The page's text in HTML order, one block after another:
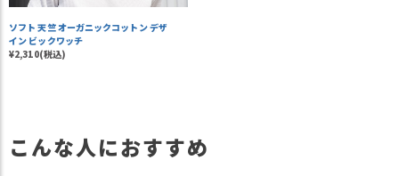
ソフト 天竺 オーガニックコットン デザ
イン ビックワッチ
¥2,310(税込)
こんな人におすすめ